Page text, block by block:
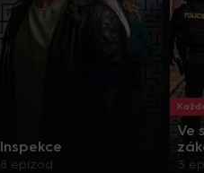
Inspekce
8 epizod
Ve
3